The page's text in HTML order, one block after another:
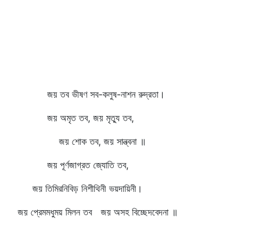
জয় তব ভীষণ সব-কলুষ-নাশন রুদ্রতা।
জয় অমৃত তব, জয় মৃত্যু তব,
জয় শোক তব, জয় সান্ত্বনা ॥
জয় পূর্ণজাগ্রত জ্যোতি তব,
জয় তিমিরনিবিড় নিশীথিনী ভয়দায়িনী।
জয় প্রেমমধুময় মিলন তব জয় অসহ বিচ্ছেদবেদনা ॥